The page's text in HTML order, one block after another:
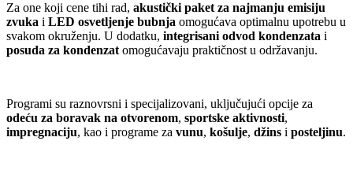
Za one koji cene tihi rad, akustički paket za najmanju emisiju
zvuka i LED osvetljenje bubnja omogućava optimalnu upotrebu u
svakom okruženju. U dodatku, integrisani odvod kondenzata i
posuda za kondenzat omogućavaju praktičnost u održavanju.
Programi su raznovrsni i specijalizovani, uključujući opcije za
odeću za boravak na otvorenom, sportske aktivnosti,
impregnaciju, kao i programe za vunu, košulje, džins i posteljinu.